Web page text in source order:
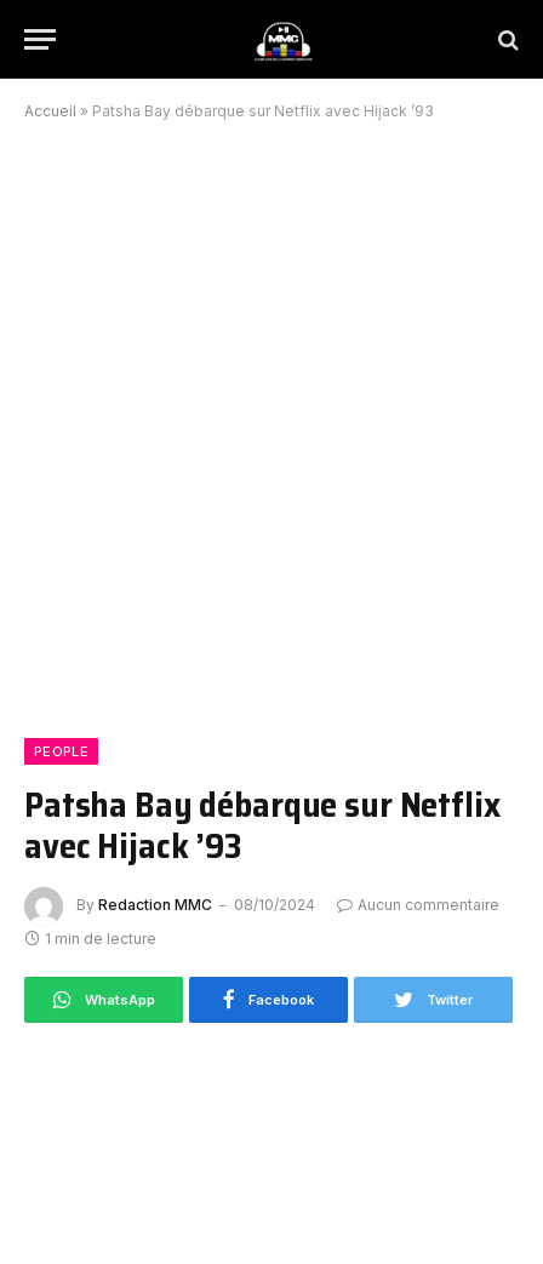
Accueil » Patsha Bay débarque sur Netflix avec Hijack ’93
PEOPLE
Patsha Bay débarque sur Netflix
avec Hijack ’93
By Redaction MMC 08/10/2024
Aucun commentaire
1 min de lecture
WhatsApp Facebook Twitter